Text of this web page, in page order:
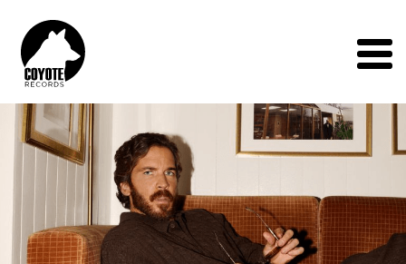
Records
Menu